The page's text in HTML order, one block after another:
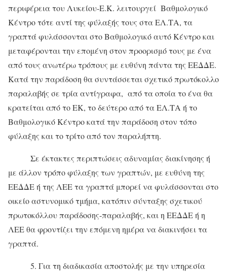
περιφέρεια του Λυκείου-Ε.Κ. λειτουργεί Βαθμολογικό
Κέντρο τότε αντί της φύλαξής τους στα ΕΛ.ΤΑ, τα
γραπτά φυλάσσονται στο Βαθμολογικό αυτό Κέντρο και
μεταφέρονται την επομένη στον προορισμό τους με ένα
από τους ανωτέρω τρόπους με ευθύνη πάντα της ΕΕΔΔΕ.
Κατά την παράδοση θα συντάσσεται σχετικό πρωτόκολλο
παραλαβής σε τρία αντίγραφα, από τα οποία το ένα θα
κρατείται από το ΕΚ, το δεύτερο από τα ΕΛ.ΤΑ ή το
Βαθμολογικό Κέντρο κατά την παράδοση στον τόπο
φύλαξης και το τρίτο από τον παραλήπτη.
Σε έκτακτες περιπτώσεις αδυναμίας διακίνησης ή
με άλλον τρόπο φύλαξης των γραπτών, με ευθύνη της
ΕΕΔΔΕ ή της ΛΕΕ τα γραπτά μπορεί να φυλάσσονται στο
οικείο αστυνομικό τμήμα, κατόπιν σύνταξης σχετικού
πρωτοκόλλου παράδοσης-παραλαβής, και η ΕΕΔΔΕ ή η
ΛΕΕ θα φροντίζει την επόμενη ημέρα να διακινήσει τα
γραπτά.
5. Για τη διαδικασία αποστολής με την υπηρεσία